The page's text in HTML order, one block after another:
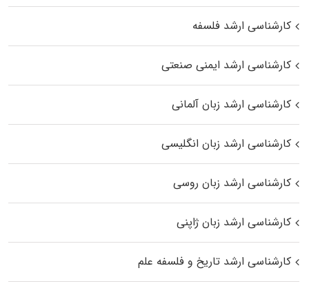
کارشناسی ارشد فلسفه
کارشناسی ارشد ایمنی صنعتی
کارشناسی ارشد زبان آلمانی
کارشناسی ارشد زبان انگلیسی
کارشناسی ارشد زبان روسی
کارشناسی ارشد زبان ژاپنی
کارشناسی ارشد تاریخ و فلسفه علم